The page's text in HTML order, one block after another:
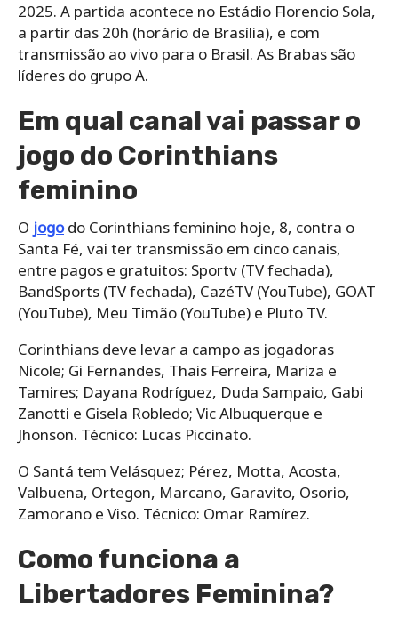
2025. A partida acontece no Estádio Florencio Sola,
a partir das 20h (horário de Brasília), e com
transmissão ao vivo para o Brasil. As Brabas são
líderes do grupo A.
Em qual canal vai passar o
jogo do Corinthians
feminino
O jogodo Corinthians feminino hoje, 8, contra o
Santa Fé, vai ter transmissão em cinco canais,
entre pagos e gratuitos: Sportv (TV fechada),
BandSports (TV fechada), CazéTV (YouTube), GOAT
(YouTube), Meu Timão (YouTube) e Pluto TV.
Corinthians deve levar a campo as jogadoras
Nicole; Gi Fernandes, Thais Ferreira, Mariza e
Tamires; Dayana Rodríguez, Duda Sampaio, Gabi
Zanotti e Gisela Robledo; Vic Albuquerque e
Jhonson. Técnico: Lucas Piccinato.
O Santá tem Velásquez; Pérez, Motta, Acosta,
Valbuena, Ortegon, Marcano, Garavito, Osorio,
Zamorano e Viso. Técnico: Omar Ramírez.
Como funciona a
Libertadores Feminina?